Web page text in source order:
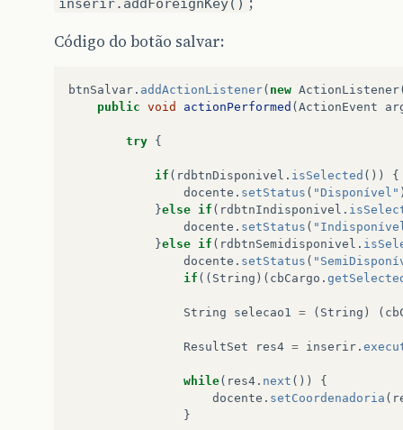
inserir.addForeignKey()
Código do botão salvar:
btnSalvar . addActionListener( new ActionListener
public void actionPerformed ( ActionEvent
try {
if ( rdbtnDisponivel . isSelected ())
{
docente . setStatus ( "Disponível"
}else if ( rdbtnIndisponivel .
docente . setStatus (
}else if ( rdbtnSemidisponivel .
docente . setStatus (
if (( String )( cbCargo .
String selecao1 = ( String ) (
ResultSet res4 = inserir .
while( res4 . next ())
{
docente . setCoordenadoria (
}